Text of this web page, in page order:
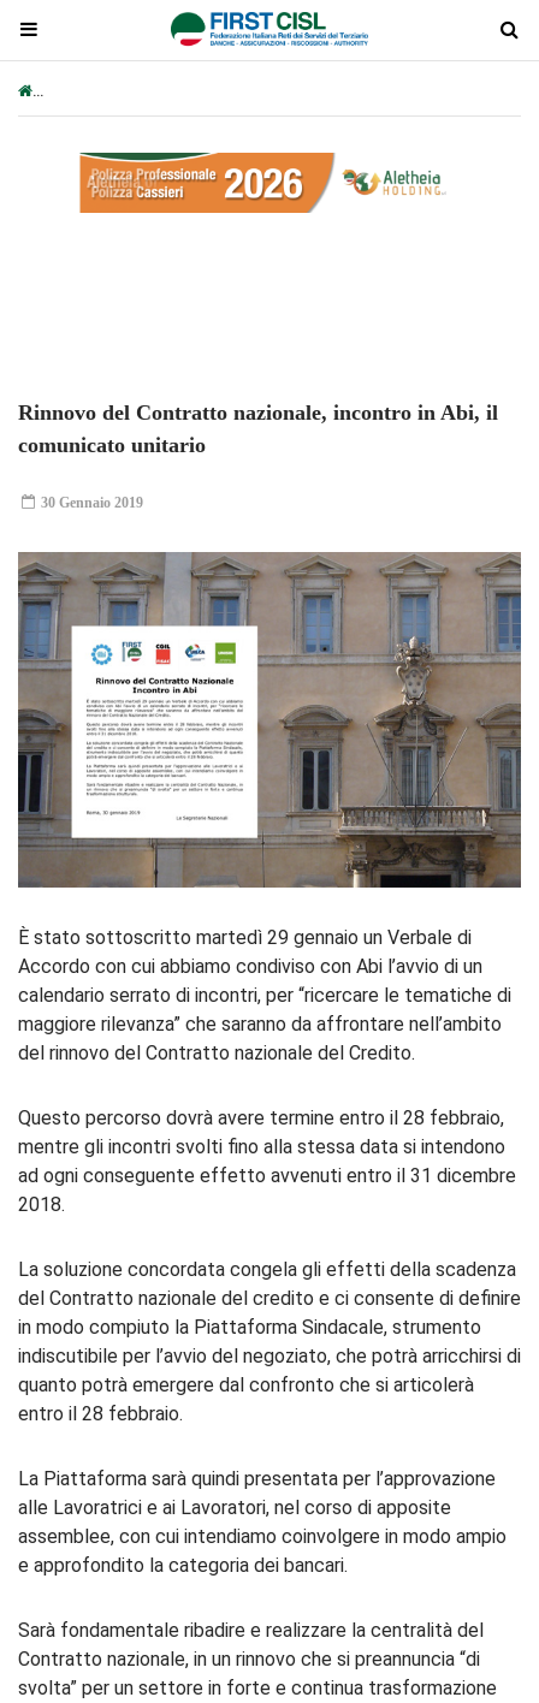
Rinnovo del Contratto nazionale, incontro in Abi, il
comunicato unitario
30 Gennaio 2019
È stato sottoscritto martedì 29 gennaio un Verbale di
Accordo con cui abbiamo condiviso con Abi l’avvio di un
calendario serrato di incontri, per “ricercare le tematiche di
maggiore rilevanza” che saranno da affrontare nell’ambito
del rinnovo del Contratto nazionale del Credito.
Questo percorso dovrà avere termine entro il 28 febbraio,
mentre gli incontri svolti fino alla stessa data si intendono
ad ogni conseguente effetto avvenuti entro il 31 dicembre
2018.
La soluzione concordata congela gli effetti della scadenza
del Contratto nazionale del credito e ci consente di definire
in modo compiuto la Piattaforma Sindacale, strumento
indiscutibile per l’avvio del negoziato, che potrà arricchirsi di
quanto potrà emergere dal confronto che si articolerà
entro il 28 febbraio.
La Piattaforma sarà quindi presentata per l’approvazione
alle Lavoratrici e ai Lavoratori, nel corso di apposite
assemblee, con cui intendiamo coinvolgere in modo ampio
e approfondito la categoria dei bancari.
Sarà fondamentale ribadire e realizzare la centralità del
Contratto nazionale, in un rinnovo che si preannuncia “di
svolta” per un settore in forte e continua trasformazione